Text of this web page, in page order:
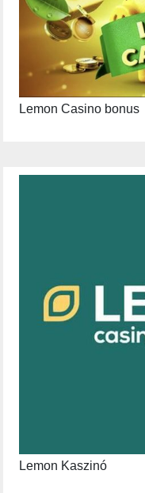
Lemon Casino bonus
Lemon Kaszinó